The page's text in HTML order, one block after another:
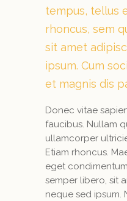
tempus, tellus
rhoncus, sem
sit amet
ipsum. Cum
et magnis dis
Donec vitae
faucibus. Nullam
ullamcorper
Etiam rhoncus.
eget
semper libero, sit
neque sed ipsum.